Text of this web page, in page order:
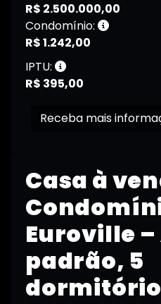
Casa à
Euroville
padrão, 5
R$ 2.500.000,00
Condomínio:
R$ 1.242,00
IPTU:
R$ 395,00
Receba mais